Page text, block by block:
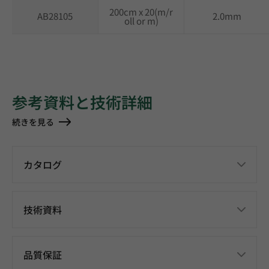
AB28105 200cm x 20(m/r
oll or m) 2.0mm
参考資料と技術詳細
続きを見る
カタログ
技術資料
品質保証